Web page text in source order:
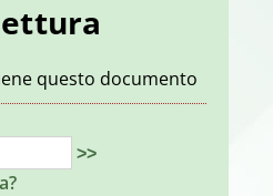
questo documento
>>